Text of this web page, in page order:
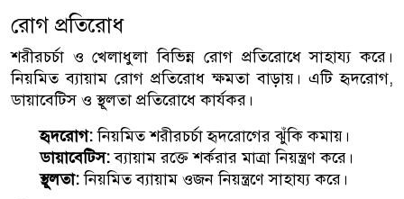
রোগ প্রতিরোধ
শরীরচর্চা ও খেলাধুলা বিভিন্ন রোগ প্রতিরোধে সাহায্য করে।
নিয়মিত ব্যায়াম রোগ প্রতিরোধ ক্ষমতা বাড়ায়। এটি হৃদরোগ,
ডায়াবেটিস ও স্থূলতা প্রতিরোধে কার্যকর।
হৃদরোগ:নিয়মিত শরীরচর্চা হৃদরোগের ঝুঁকি কমায়।
ডায়াবেটিস:ব্যায়াম রক্তে শর্করার মাত্রা নিয়ন্ত্রণ করে।
স্থূলতা:নিয়মিত ব্যায়াম ওজন নিয়ন্ত্রণে সাহায্য করে।